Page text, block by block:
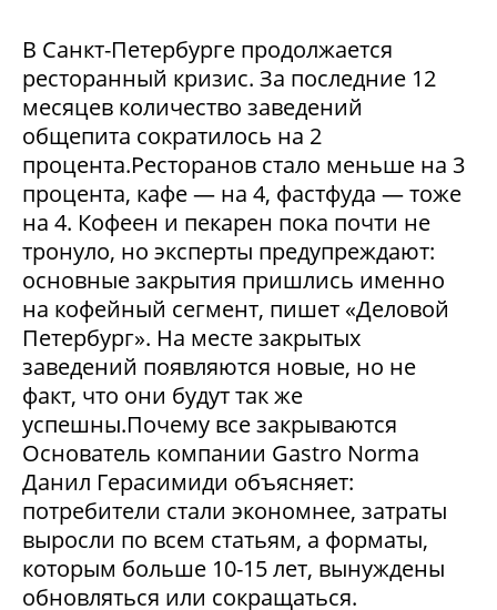
В Санкт-Петербурге продолжается
ресторанный кризис. За последние 12
месяцев количество заведений
общепита сократилось на 2
процента.Ресторанов стало меньше на 3
процента, кафе — на 4, фастфуда — тоже
на 4. Кофеен и пекарен пока почти не
тронуло, но эксперты предупреждают:
основные закрытия пришлись именно
на кофейный сегмент, пишет «Деловой
Петербург». На месте закрытых
заведений появляются новые, но не
факт, что они будут так же
успешны.Почему все закрываются
Основатель компании Gastro Norma
Данил Герасимиди объясняет:
потребители стали экономнее, затраты
выросли по всем статьям, а форматы,
которым больше 10-15 лет, вынуждены
обновляться или сокращаться.